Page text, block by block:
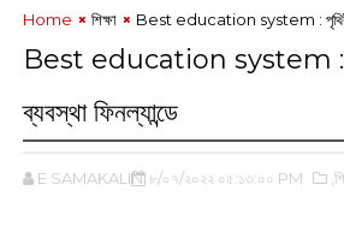
Home শিক্ষা Best education system : পৃথিবীর
Best education system :
ব্যবস্থা ফিনল্যান্ডে
E SAMAKALIN ৮/০৭/২০২২ ০৫:১৩:০০ PM